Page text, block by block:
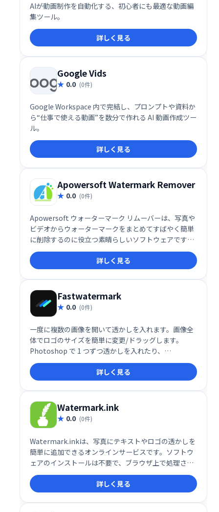
AIが動画制作を自動化する、初心者にも最適な動画編
集ツール。
詳しく見る
Google Vids
0.0 (0件)
Google Workspace 内で完結し、プロンプトや資料か
ら“仕事で使える動画”を数分で作れる AI 動画作成ツー
ル。
詳しく見る
Apowersoft Watermark Remover
0.0 (0件)
Apowersoft ウォーターマーク リムーバーは、写真や
ビデオからウォーターマークをまとめてすばやく簡単
に削除するのに役立つ素晴らしいソフトウェアです。
写真から不要なオブジェクトを削除するための 3 つの
透かし選択ツールがあります。ビデオのロゴを削除す
る場合は、ビデオの特定の部分からロゴを削除し、他
の部分はそのままにしておくことができます。
詳しく見る
Fastwatermark
0.0 (0件)
一度に複数の画像を開いて透かしを入れます。画像全
体でロゴのサイズを簡単に変更/ドラッグします。
Photoshop で 1 つずつ透かしを入れたり、
Lightroom でロゴの配置を固定したりする必要はも
うありません。画質を落とさずに！
詳しく見る
Watermark.ink
0.0 (0件)
Watermark.inkは、写真にテキストやロゴの透かしを
簡単に追加できるオンラインサービスです。ソフトウ
ェアのインストールは不要で、ブラウザ上で処理され
るため、写真データはサーバーに送信されません。手
軽に著作権保護を行いましょう。
詳しく見る